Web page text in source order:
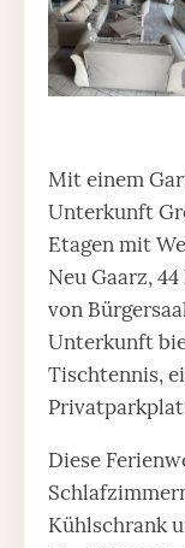
Mit einem
Unterkunft
Etagen mit
Neu Gaarz,
von
Unterkunft
Tischtennis,
Diese
Kühlschrank